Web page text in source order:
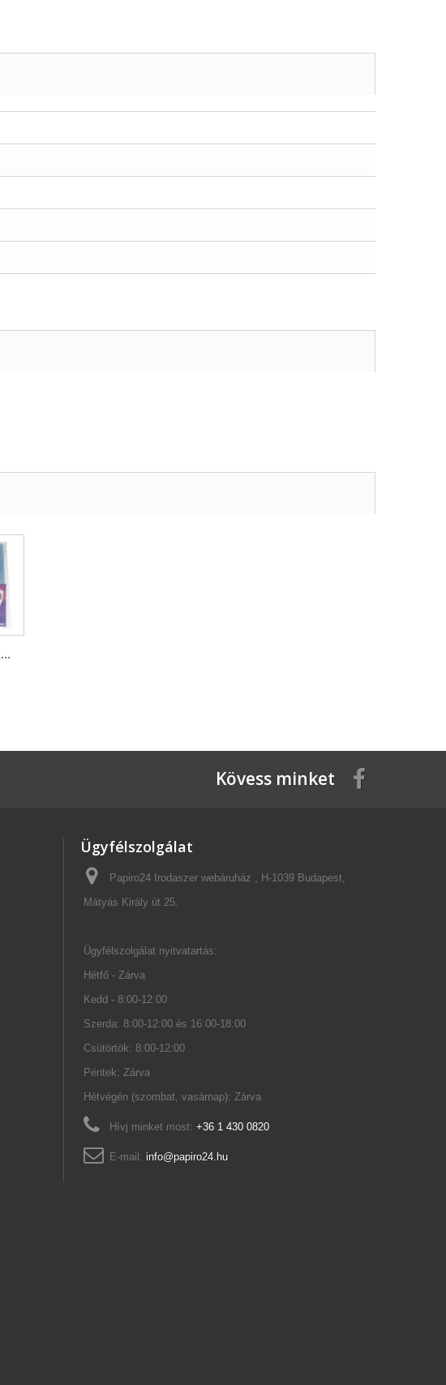
Kövess minket
Ügyfélszolgálat
Papiro24 Irodaszer webáruház , H-1039 Budapest,
Mátyás Király út 25.
Ügyfélszolgálat nyitvatartás:
Hétfő - Zárva
Kedd - 8:00-12:00
Szerda: 8:00-12:00 és 16:00-18:00
Csütörtök: 8:00-12:00
Péntek: Zárva
Hétvégén (szombat, vasárnap): Zárva
Hívj minket most: +36 1 430 0820
E-mail: info@papiro24.hu